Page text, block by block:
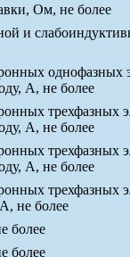
Ом, не более
и
однофазных
А, не более
трехфазных
А, не более
трехфазных
А, не более
трехфазных
не более
более
более